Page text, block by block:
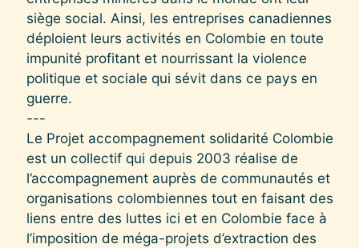
siège social. Ainsi, les entreprises canadiennes
déploient leurs activités en Colombie en toute
impunité profitant et nourrissant la violence
politique et sociale qui sévit dans ce pays en
guerre.
---
Le Projet accompagnement solidarité Colombie
est un collectif qui depuis 2003 réalise de
l’accompagnement auprès de communautés et
organisations colombiennes tout en faisant des
liens entre des luttes ici et en Colombie face à
l’imposition de méga-projets d’extraction des